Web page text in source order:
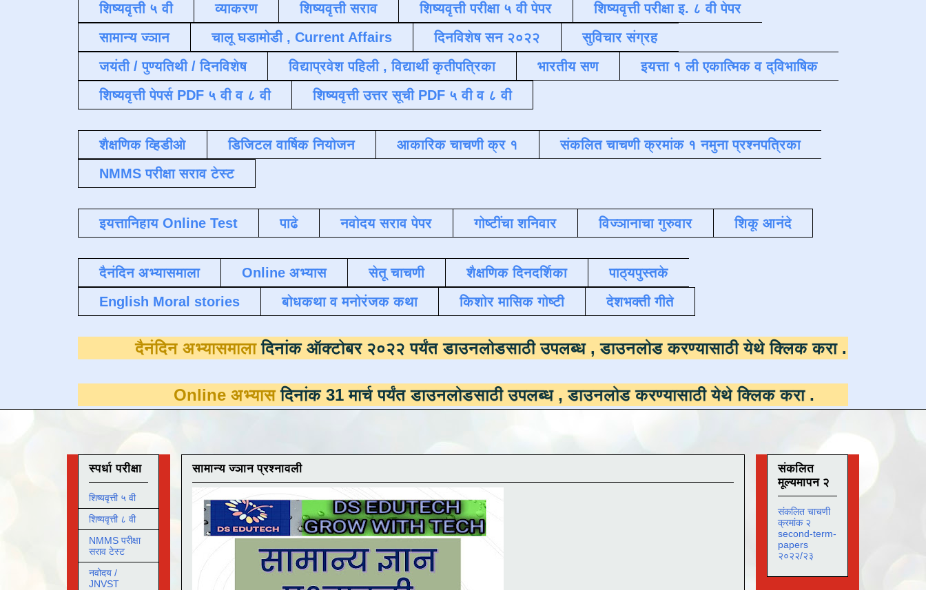
शिष्यवृत्ती ५ वी व्याकरण शिष्यवृत्ती सराव शिष्यवृत्ती परीक्षा ५ वी पेपर
शिष्यवृत्ती परीक्षा इ. ८ वी पेपर
सामान्य ज्ञान
चालू घडामोडी , Current Affairs दिनविशेष सन २०२२
सुविचार संग्रह
जयंती / पुण्यतिथी / दिनविशेष
विद्याप्रवेश पहिली , विद्यार्थी कृतीपत्रिका भारतीय सण
इयत्ता १ ली एकात्मिक व द्विभाषिक
शिष्यवृत्ती पेपर्स PDF ५ वी व ८ वी
शिष्यवृत्ती उत्तर सूची PDF ५ वी व ८ वी
शैक्षणिक व्हिडीओ डिजिटल वार्षिक नियोजन आकारिक चाचणी क्र १
संकलित चाचणी क्रमांक १ नमुना प्रश्नपत्रिका
NMMS परीक्षा सराव टेस्ट
इयत्तानिहाय Online Test पाढे नवोदय सराव पेपर गोष्टींचा शनिवार विज्ञानाचा गुरुवार शिकू आनंदे
दैनंदिन अभ्यासमाला Online अभ्यास सेतू चाचणी शैक्षणिक दिनदर्शिका
पाठ्यपुस्तके
English Moral stories
बोधकथा व मनोरंजक कथा किशोर मासिक गोष्टी देशभक्ती गीते
दैनंदिन अभ्यासमालादिनांक ऑक्टोबर २०२२ पर्यंत डाउनलोडसाठी उपलब्ध ,डाउनलोड करण्यासाठी येथे क्लिक करा
Online अभ्यासदिनांक 31 मार्च पर्यंत डाउनलोडसाठी उपलब्ध ,डाउनलोड करण्यासाठी येथे क्लिक करा.
सामान्य ज्ञान प्रश्नावली
स्पर्धा परीक्षा
शिष्यवृत्ती ५ वी
शिष्यवृत्ती ८ वी
NMMS परीक्षा
सराव टेस्ट
नवोदय /
JNVST
संकलित
मूल्यमापन २
संकलित चाचणी
क्रमांक २
second-term-
papers
२०२२/२३